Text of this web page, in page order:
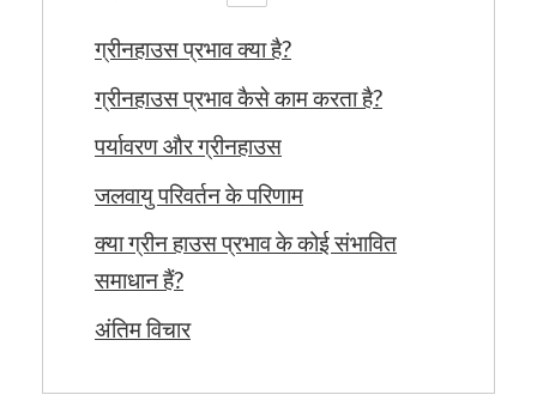
ग्रीनहाउस प्रभाव क्या है?
ग्रीनहाउस प्रभाव कैसे काम करता है?
पर्यावरण और ग्रीनहाउस
जलवायु परिवर्तन के परिणाम
क्या ग्रीन हाउस प्रभाव के कोई संभावित
समाधान हैं?
अंतिम विचार